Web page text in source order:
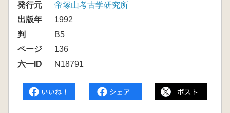
発行元
帝塚山考古学研究所
出版年
1992
判
B5
ページ
136
六一ID
N18791